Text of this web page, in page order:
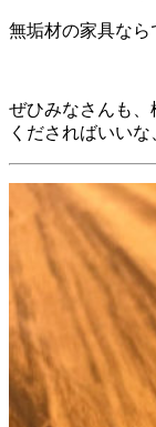
無垢材の家具なら
ぜひみなさんも、
くださればいいな